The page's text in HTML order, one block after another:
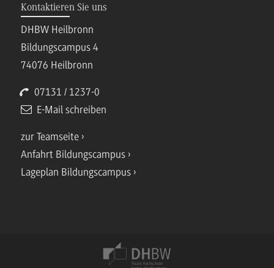
Kontaktieren Sie uns
DHBW Heilbronn
Bildungscampus 4
74076 Heilbronn
07131 / 1237-0
E-Mail schreiben
zur Teamseite
Anfahrt Bildungscampus
Lageplan Bildungscampus